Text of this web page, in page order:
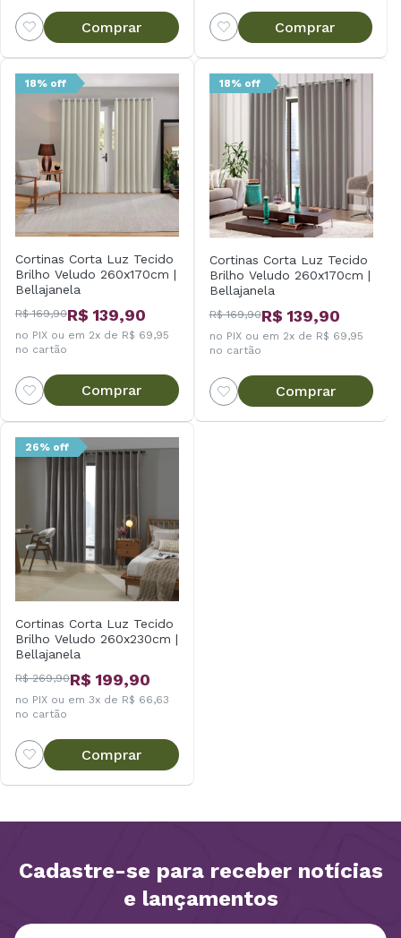
Comprar Comprar
18% off
Cortinas Corta Luz Tecido
Brilho Veludo 260x170cm |
Bellajanela
R$ 169,90R$ 139,90
no PIX ou em 2x de R$ 69,95
no cartão
Comprar
18% off
Cortinas Corta Luz Tecido
Brilho Veludo 260x170cm |
Bellajanela
R$ 169,90R$ 139,90
no PIX ou em 2x de R$ 69,95
no cartão
Comprar
26% off
Cortinas Corta Luz Tecido
Brilho Veludo 260x230cm |
Bellajanela
R$ 269,90R$ 199,90
no PIX ou em 3x de R$ 66,63
no cartão
Comprar
Cadastre-se para receber notícias
e lançamentos